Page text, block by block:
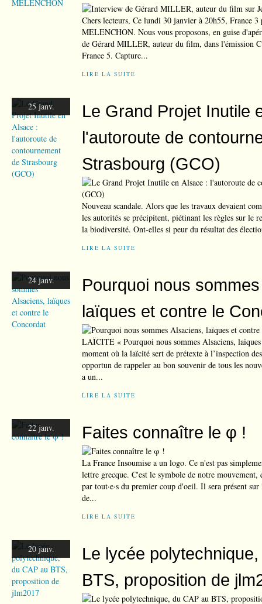
Chers lecteurs, Ce lundi 30 janvier à 20h55, France
MELENCHON. Nous vous proposons, en guise
de Gérard MILLER, auteur du film, dans l'émission
France 5. Capture...
LIRE LA SUITE
25 janv.
Le Grand Projet Inutile
l'autoroute de
Strasbourg (GCO)
Nouveau scandale. Alors que les travaux devaient
les autorités se précipitent, piétinant les règles sur le
la biodiversité. Ont-elles si peur du résultat des
LIRE LA SUITE
24 janv.
Pourquoi nous
laïques et contre le
LAÏCITE « Pourquoi nous sommes Alsaciens,
moment où la laïcité sert de prétexte à l’inspection
opportun de rappeler au bon souvenir de tous les
a un...
LIRE LA SUITE
22 janv. Faites connaître le φ !
La France Insoumise a un logo. Ce n'est pas
lettre grecque. C'est le symbole de notre mouvement,
par tout·e·s du premier coup d'oeil. Il sera présent
de...
LIRE LA SUITE
20 janv.
Le lycée
BTS, proposition de